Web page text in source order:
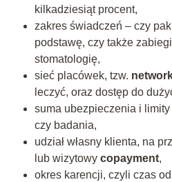
kilkadziesiąt procent,
zakres świadczeń – czy
podstawę, czy także
stomatologię,
sieć placówek, tzw.
leczyć, oraz dostęp do
suma ubezpieczenia i
czy badania,
udział własny klienta, na
lub wizytowy copayment,
okres karencji, czyli czas